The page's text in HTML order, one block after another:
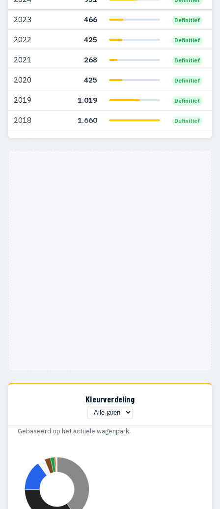
2006 1.298 493
2005 1.155 379
2004 633 218
2003 267 91
2002 243 97
2001 218 98
1999 215 85
2023 466 Definitief
2022 425 Definitief
2021 268 Definitief
2020 425 Definitief
2019 1.019 Definitief
2018 1.660 Definitief
2017 1.466
Kleurverdeling
Gebaseerd op het actuele wagenpark.